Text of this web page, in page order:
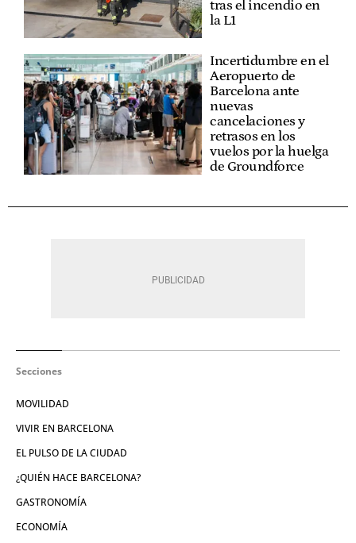
tras el incendio en
la L1
Incertidumbre en el
Aeropuerto de
Barcelona ante
nuevas
cancelaciones y
retrasos en los
vuelos por la huelga
de Groundforce
Secciones
MOVILIDAD
VIVIR EN BARCELONA
EL PULSO DE LA CIUDAD
¿QUIÉN HACE BARCELONA?
GASTRONOMÍA
ECONOMÍA